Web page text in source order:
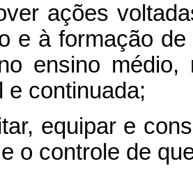
ações
e à formação
ensino
e continuada;
equipar e
o controle de